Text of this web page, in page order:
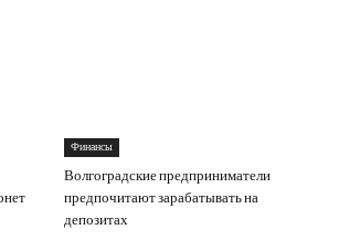
Финансы
Волгоградские предприниматели
предпочитают зарабатывать на
депозитах